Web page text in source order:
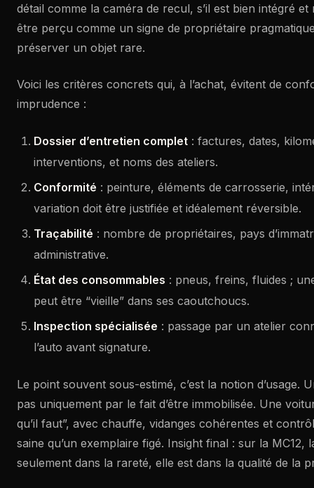
détail comme la caméra de recul, s’il est bien intégré
être perçu comme un signe de propriétaire
préserver un objet rare.
Voici les critères concrets qui, à l’achat, évitent de
imprudence :
Dossier d’entretien complet : factures, dates,
interventions, et noms des ateliers.
Conformité : peinture, éléments de carrosserie,
variation doit être justifiée et idéalement réversible.
Traçabilité : nombre de propriétaires, pays
administrative.
État des consommables : pneus, freins, fluides ;
peut être “vieille” dans ses caoutchoucs.
Inspection spécialisée : passage par un atelier
l’auto avant signature.
Le point souvent sous-estimé, c’est la notion d’usage.
pas uniquement par le fait d’être immobilisée. Une
qu’il faut”, avec chauffe, vidanges cohérentes et
saine qu’un exemplaire figé. Insight final : sur la MC12,
seulement dans la rareté, elle est dans la qualité de la